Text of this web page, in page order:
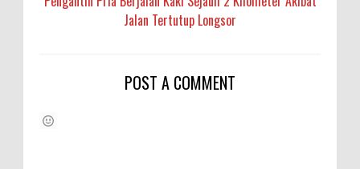
Jalan Tertutup Longsor
POST A COMMENT